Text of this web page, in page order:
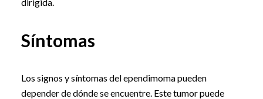
Síntomas
Los signos y síntomas del ependimoma pueden
depender de dónde se encuentre. Este tumor puede